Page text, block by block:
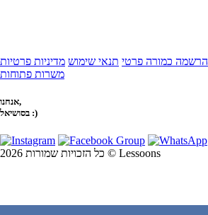
הרשמה כמורה פרטי תנאי שימוש מדיניות פרטיות
משרות פתוחות
אנחנו,
בסושיאל :)
כל הזכויות שמורות 2026 © Lessoons